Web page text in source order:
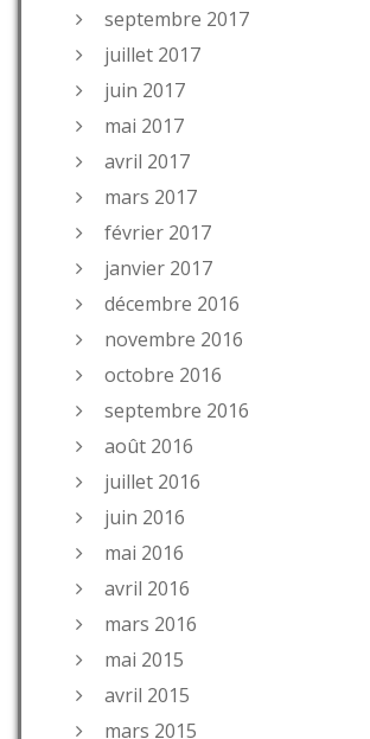
septembre 2017
juillet 2017
juin 2017
mai 2017
avril 2017
mars 2017
février 2017
janvier 2017
décembre 2016
novembre 2016
octobre 2016
septembre 2016
août 2016
juillet 2016
juin 2016
mai 2016
avril 2016
mars 2016
mai 2015
avril 2015
mars 2015